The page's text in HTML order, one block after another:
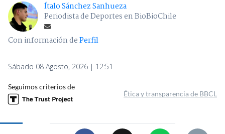
Ítalo Sánchez Sanhueza
Periodista de Deportes en BioBioChile
Con información dePerfil
Sábado 08 Agosto, 2026 | 12:51
Seguimos criterios de
Ética y transparencia de BBCL